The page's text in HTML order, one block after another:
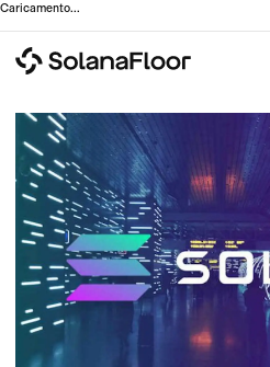
Caricamento...